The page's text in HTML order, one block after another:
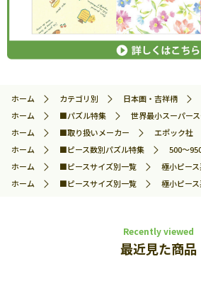
ホーム カテゴリ別 日本画・吉祥柄
ホーム
■パズル特集 世界最小スーパー
ホーム
■取り扱いメーカー エポック社
ホーム
■ピース数別パズル特集 500～
ホーム
■ピースサイズ別一覧 極小ピー
ホーム
■ピースサイズ別一覧 極小ピー
Recently viewed
最近見た商品